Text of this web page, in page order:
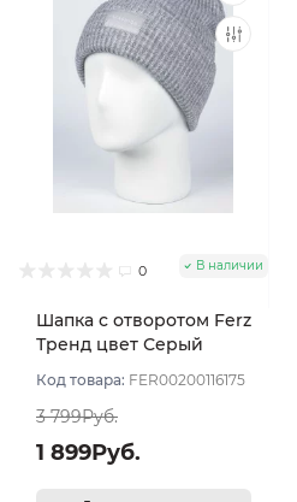
0 В наличии
Шапка с отворотом Ferz
Тренд цвет Серый
Код товара: FER00200116175
3 799Руб.
1 899Руб.